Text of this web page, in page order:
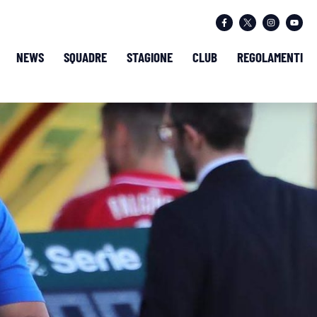
NEWS SQUADRE STAGIONE CLUB REGOLAMENTI